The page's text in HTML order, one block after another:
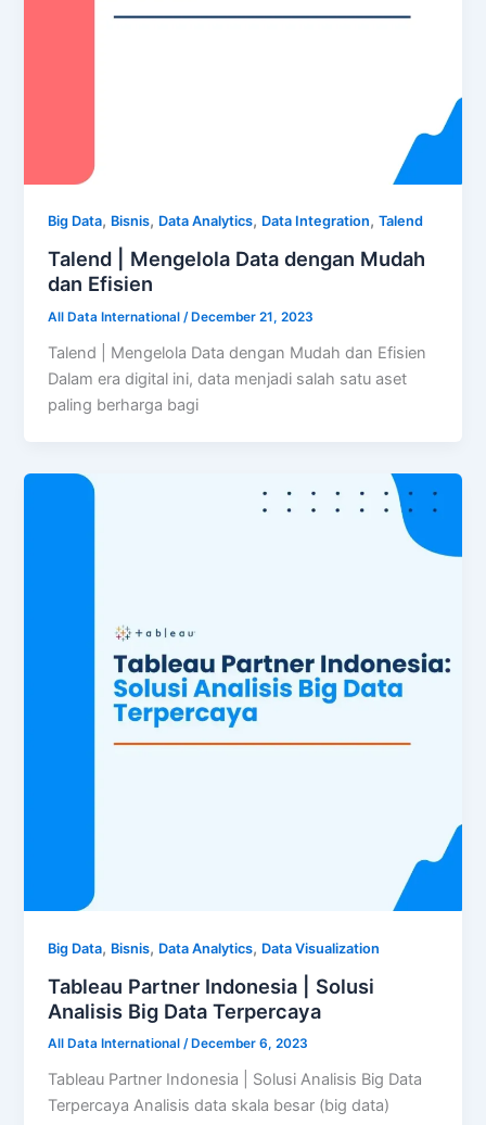
Big Data, Bisnis, Data Analytics, Data Integration,Talend
Talend | Mengelola Data dengan Mudah
dan Efisien
All Data International/ December 21, 2023
Talend | Mengelola Data dengan Mudah dan Efisien
Dalam era digital ini, data menjadi salah satu aset
paling berharga bagi
Big Data, Bisnis, Data Analytics, Data Visualization
Tableau Partner Indonesia | Solusi
Analisis Big Data Terpercaya
All Data International/ December 6, 2023
Tableau Partner Indonesia | Solusi Analisis Big Data
Terpercaya Analisis data skala besar (big data)